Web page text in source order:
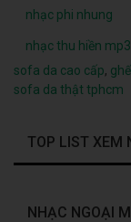
nhạc phi nhung
nhạc thu hiền mp3
sofa da cao cấp,
sofa da thật tphcm
TOP LIST XEM
NHẠC NGOẠI